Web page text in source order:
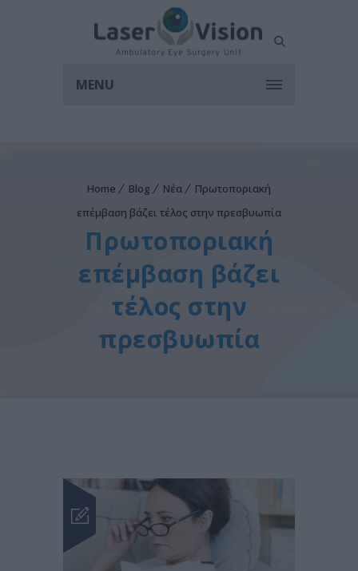
MENU
Home Blog Νέα
Πρωτοποριακή
επέμβαση βάζει τέλος στην πρεσβυωπία
Πρωτοποριακή
επέμβαση βάζει
τέλος στην
πρεσβυωπία